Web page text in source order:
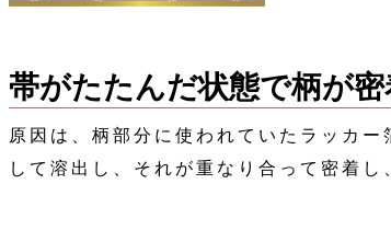
帯がたたんだ状態で柄が
原因は、柄部分に使われていたラッカ
して溶出し、それが重なり合って密着し